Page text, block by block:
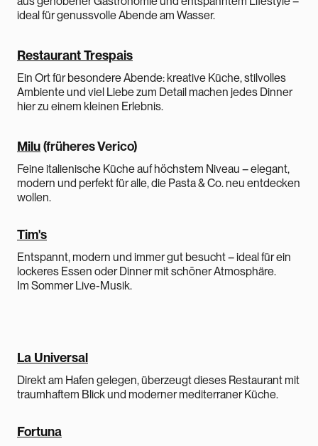
ideal für genussvolle Abende am Wasser.
Restaurant Trespais
Ein Ort für besondere Abende: kreative Küche, stilvolles
Ambiente und viel Liebe zum Detail machen jedes Dinner
hier zu einem kleinen Erlebnis.
Milu(früheres Verico)
Feine italienische Küche auf höchstem Niveau – elegant,
modern und perfekt für alle, die Pasta & Co. neu entdecken
wollen.
Tim's
Entspannt, modern und immer gut besucht – ideal für ein
lockeres Essen oder Dinner mit schöner Atmosphäre.
Im Sommer Live-Musik.
La Universal
Direkt am Hafen gelegen, überzeugt dieses Restaurant mit
traumhaftem Blick und moderner mediterraner Küche.
Fortuna